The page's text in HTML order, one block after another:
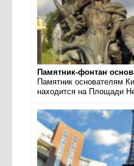
Памятник-фонтан
Памятник основателям
находится на Площади